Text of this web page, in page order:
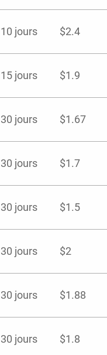
10 jours $2.4
15 jours $1.9
30 jours $1.67
30 jours $1.7
30 jours $1.5
30 jours $2
30 jours $1.88
30 jours $1.8